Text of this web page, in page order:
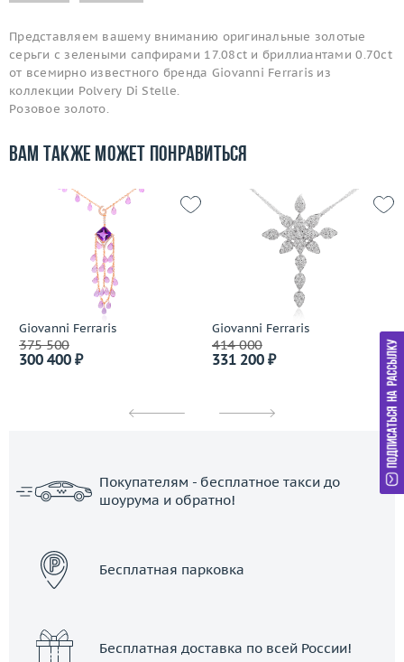
Представляем вашему вниманию оригинальные золотые
серьги с зелеными сапфирами 17.08ct и бриллиантами 0.70ct
от всемирно известного бренда Giovanni Ferraris из
коллекции Polvery Di Stelle.
Розовое золото.
Вам также может понравиться
Giovanni Ferraris
375 500
300 400 ₽
Giovanni Ferraris
414 000
331 200 ₽
Покупателям - бесплатное такси до
шоурума и обратно!
Бесплатная парковка
Бесплатная доставка по всей России!